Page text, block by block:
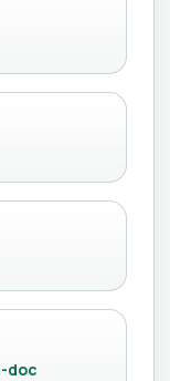
doc